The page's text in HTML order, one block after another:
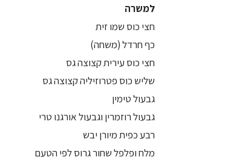
למשרה
חצי כוס שמו זית
כף חרדל (משחה)
חצי כוס עירית קצוצה גס
שליש כוס פטרוזיליה קצוצה גס
גבעול טימין
גבעול רוזמרין וגבעול אורגנו טרי
רבע כפית מיורן יבש
מלח ופלפל שחור גרוס לפי הטעם